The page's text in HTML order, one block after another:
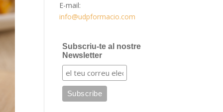
E-mail:
info@udpformacio.com
Subscriu-te al nostre
Newsletter